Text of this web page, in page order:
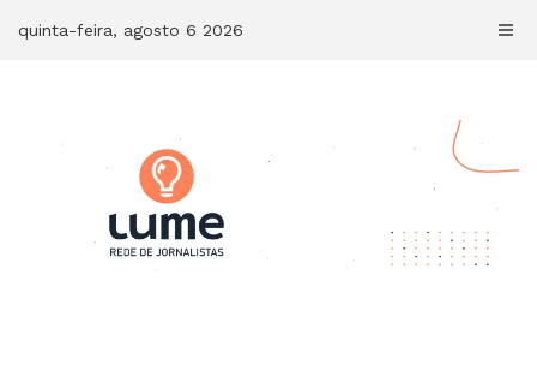
quinta-feira, agosto 6 2026